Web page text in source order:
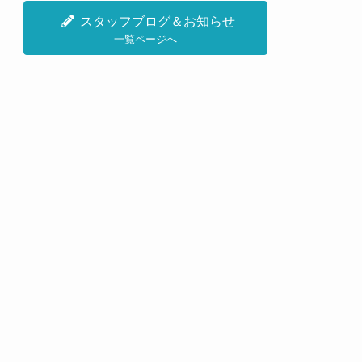
スタッフブログ＆お知らせ
一覧ページへ